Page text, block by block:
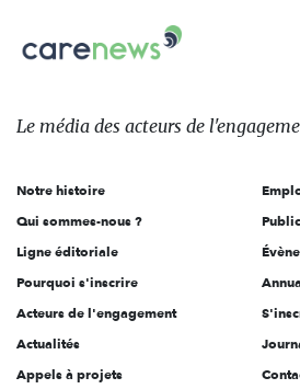
sur:
Le
des
l'engagement
Le média des acteurs de
Notre histoire
Qui sommes-nous ?
Ligne éditoriale
Pourquoi s'inscrire
Acteurs de l'engagement
Actualités
Appels à projets